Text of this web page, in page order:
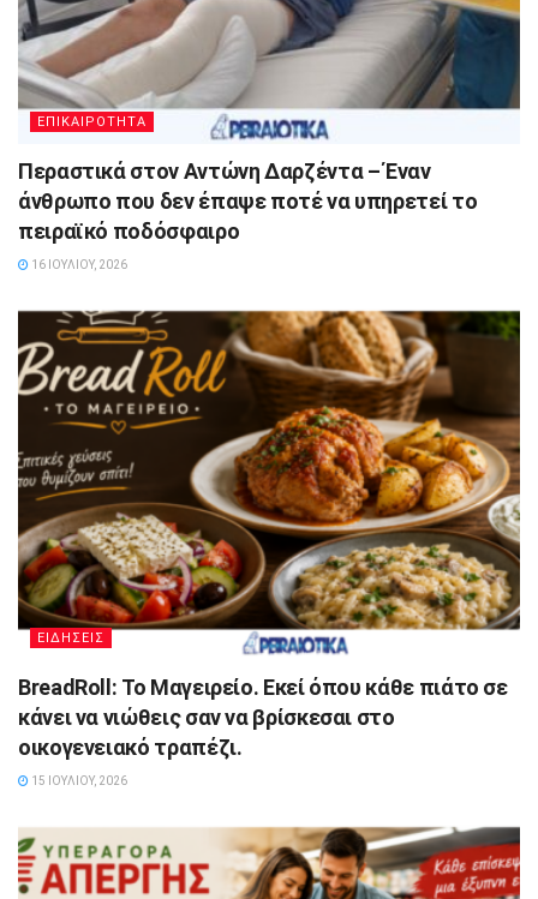
ΕΠΙΚΑΙΡΟΤΗΤΑ
Περαστικά στον Αντώνη Δαρζέντα – Έναν
άνθρωπο που δεν έπαψε ποτέ να υπηρετεί το
πειραϊκό ποδόσφαιρο
16 ΙΟΥΛΊΟΥ, 2026
ΕΙΔΗΣΕΙΣ
BreadRoll: Το Μαγειρείο. Εκεί όπου κάθε πιάτο σε
κάνει να νιώθεις σαν να βρίσκεσαι στο
οικογενειακό τραπέζι.
15 ΙΟΥΛΊΟΥ, 2026